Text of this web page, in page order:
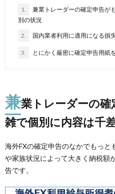
1.
兼業トレーダーの確定申告が
別の状況
2. 国内業者利用に適用になる損
3. とにかく厳密に確定申告用紙
兼業トレーダーの
雑で個別に内容は千
海外FXの確定申告のなかでもっと
や家族状況によって大きく納税額
告です。